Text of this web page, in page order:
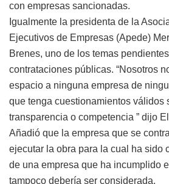
con empresas sancionadas.
Igualmente la presidenta de la
Ejecutivos de Empresas (Apede)
Brenes, uno de los temas
contrataciones públicas. “Nosotros
espacio a ninguna empresa de
que tenga cuestionamientos válidos
transparencia o competencia ” dijo
Añadió que la empresa que se
ejecutar la obra para la cual ha sido
de una empresa que ha incumplido
tampoco debería ser considerada.